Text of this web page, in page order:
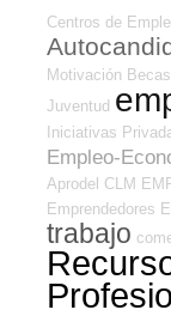
Centros de
Motivación Becas
Juventud
Iniciativas
Empleo-
Aprodel CLM
Emprendedores
trabajo